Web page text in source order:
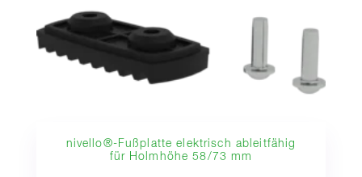
nivello®-Fußplatte elektrisch ableitfähig
für Holmhöhe 58/73 mm